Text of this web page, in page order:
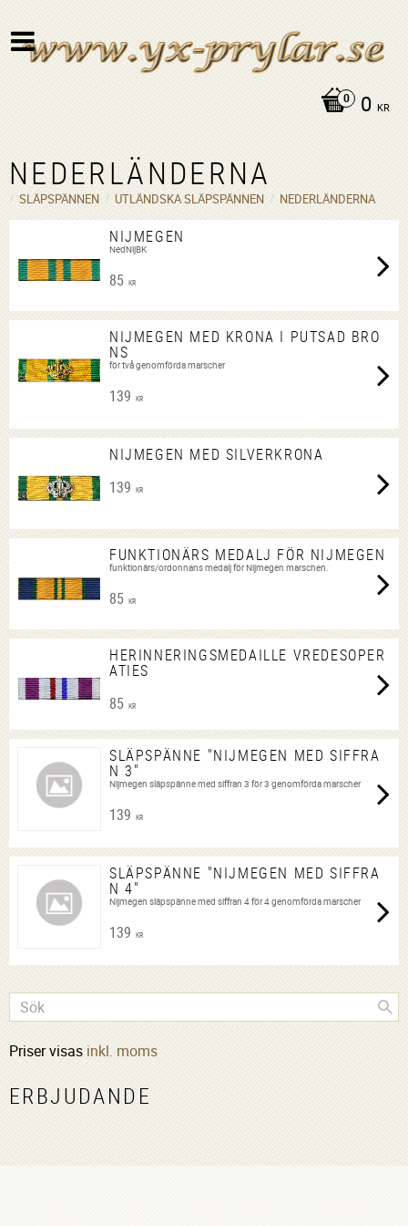
0 KR
NEDERLÄNDERNA
SLÄPSPÄNNEN UTLÄNDSKA SLÄPSPÄNNEN NEDERLÄNDERNA
NIJMEGEN
NedNijBK
85 KR
NIJMEGEN MED KRONA I PUTSAD BRO
NS
för två genomförda marscher
139 KR
NIJMEGEN MED SILVERKRONA
139 KR
FUNKTIONÄRS MEDALJ FÖR NIJMEGEN
funktionärs/ordonnans medalj för Nijmegen marschen.
85 KR
HERINNERINGSMEDAILLE VREDESOPER
ATIES
85 KR
SLÄPSPÄNNE "NIJMEGEN MED SIFFRA
N 3"
Nijmegen släpspänne med siffran 3 för 3 genomförda marscher
139 KR
SLÄPSPÄNNE "NIJMEGEN MED SIFFRA
N 4"
Nijmegen släpspänne med siffran 4 för 4 genomförda marscher
139 KR
Priser visas inkl. moms
ERBJUDANDE